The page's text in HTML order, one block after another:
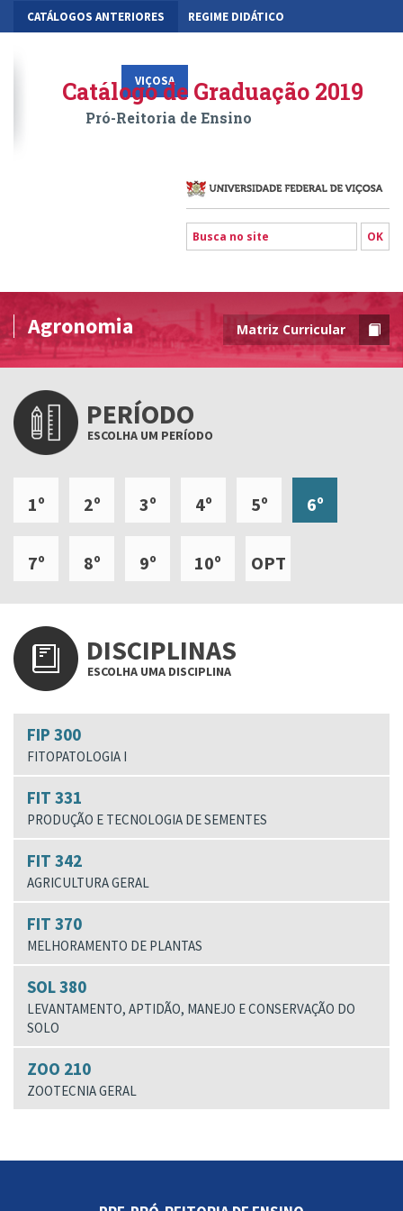
CATÁLOGOS ANTERIORES REGIME DIDÁTICO
VIÇOSA RIO PARANAÍBA FLORESTAL
Catálogo de Graduação 2019
Pró-Reitoria de Ensino
Agronomia Matriz Curricular
PERÍODO
ESCOLHA UM PERÍODO
1º 2º 3º 4º 5º 6º
7º 8º 9º 10º OPT
DISCIPLINAS
ESCOLHA UMA DISCIPLINA
FIP 300
FITOPATOLOGIA I
FIT 331
PRODUÇÃO E TECNOLOGIA DE SEMENTES
FIT 342
AGRICULTURA GERAL
FIT 370
MELHORAMENTO DE PLANTAS
SOL 380
LEVANTAMENTO, APTIDÃO, MANEJO E CONSERVAÇÃO DO
SOLO
ZOO 210
ZOOTECNIA GERAL